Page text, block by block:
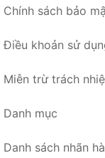
Chính sách bảo
Điều khoản sử
Miễn trừ trách
Danh mục
Danh sách nhãn